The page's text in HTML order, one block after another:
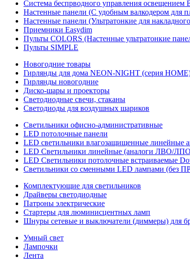
Система беспрводного управления освещением
Настенные панели (С удобным валкодером для
Настенные панели (Ультратонкие для
Приемники Easydim
Пульты COLORS (Настенные ультратонкие
Пульты SIMPLE
Новогодние товары
Гирлянды для дома NEON-NIGHT (серия
Гирлянды новогодние
Диско-шары и проекторы
Светодиодные свечи, стаканы
Светодиоды для воздушных шариков
Светильники офисно-административные
LED потолочные панели
LED светильники влагозащищенные линейные
LED Светильники линейные (аналоги ЛВО/ЛПО
LED Светильники потолочные встраиваемые
Светильники со сменными LED лампами (без
Комплектующие для светильников
Драйверы светодиодные
Патроны электрические
Стартеры для люминисцентных ламп
Шнуры сетевые и выключатели (диммеры) для
Умный свет
Лампочки
Лента